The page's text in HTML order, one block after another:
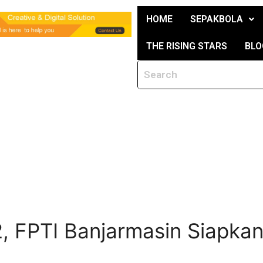
HOME SEPAKBOLA
THE RISING STARS
FPTI Banjarmasin